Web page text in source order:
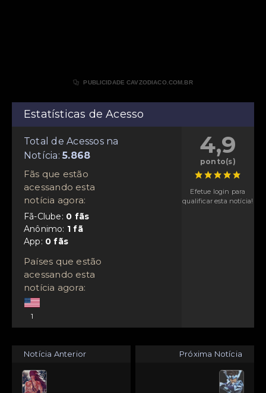
 PUBLICIDADE CAVZODIACO.COM.BR
Estatísticas de Acesso
Total de Acessos na
Notícia:
Fãs que estão
acessando esta
notícia agora:
Fã-Clube:
Anônimo:
App:
Países que estão
acessando esta
notícia agora:
1
4,9
ponto(s)
Efetue login para
qualificar esta notícia!
Notícia Anterior Próxima Notícia